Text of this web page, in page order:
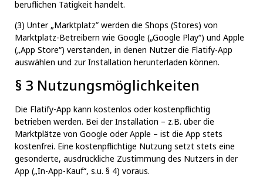
beruflichen Tätigkeit handelt.
(3) Unter „Marktplatz” werden die Shops (Stores) von
Marktplatz-Betreibern wie Google („Google Play“) und Apple
(„App Store“) verstanden, in denen Nutzer die Flatify-App
auswählen und zur Installation herunterladen können.
§ 3 Nutzungsmöglichkeiten
Die Flatify-App kann kostenlos oder kostenpflichtig
betrieben werden. Bei der Installation – z.B. über die
Marktplätze von Google oder Apple – ist die App stets
kostenfrei. Eine kostenpflichtige Nutzung setzt stets eine
gesonderte, ausdrückliche Zustimmung des Nutzers in der
App („In-App-Kauf“, s.u. § 4) voraus.